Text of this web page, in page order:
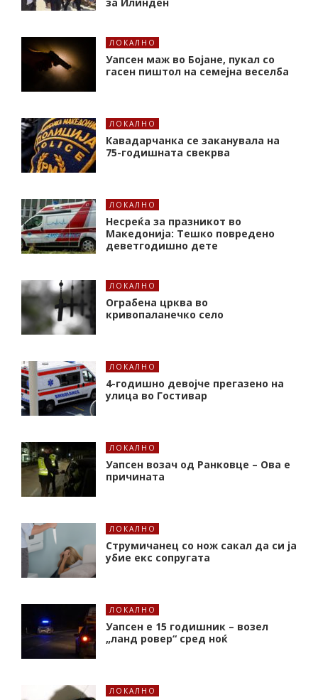
ЛОКАЛНО
Уапсен маж во Бојане, пукал со
гасен пиштол на семејна веселба
ЛОКАЛНО
Кавадарчанка се заканувала на
75-годишната свекрва
ЛОКАЛНО
Несреќа за празникот во
Македонија: Тешко повредено
деветгодишно дете
ЛОКАЛНО
Ограбена црква во
кривопаланечко село
ЛОКАЛНО
4-годишно девојче прегазено на
улица во Гостивар
ЛОКАЛНО
Уапсен возач од Ранковце – Ова е
причината
ЛОКАЛНО
Струмичанец со нож сакал да си ја
убие екс сопругата
ЛОКАЛНО
Уапсен е 15 годишник – возел
„ланд ровер“ сред ноќ
ЛОКАЛНО